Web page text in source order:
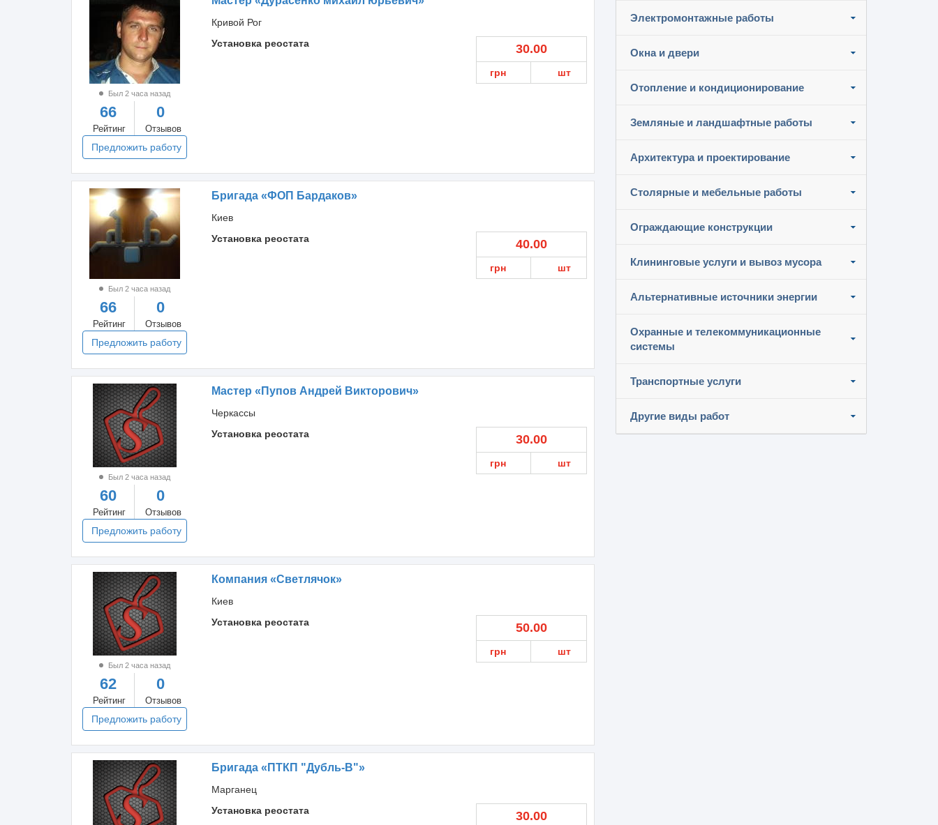
Электромонтажные работы
Окна и двери
Отопление и кондиционирование
Земляные и ландшафтные работы
Архитектура и проектирование
Столярные и мебельные работы
Ограждающие конструкции
Клининговые услуги и вывоз мусора
Альтернативные источники энергии
Охранные и телекоммуникационные
системы
Транспортные услуги
Другие виды работ
Был 2 часа назад
66
Рейтинг
0
Отзывов
Предложить работу
Кривой Рог
Установка реостата
30.00
грн шт
Был 2 часа назад
66
Рейтинг
0
Отзывов
Предложить работу
Бригада «ФОП Бардаков»
Киев
Установка реостата
40.00
грн шт
Был 2 часа назад
60
Рейтинг
0
Отзывов
Предложить работу
Мастер «Пупов Андрей Викторович»
Черкассы
Установка реостата
30.00
грн шт
Был 2 часа назад
62
Рейтинг
0
Отзывов
Предложить работу
Компания «Светлячок»
Киев
Установка реостата
50.00
грн шт
Бригада «ПТКП "Дубль-В"»
Марганец
Установка реостата
30.00